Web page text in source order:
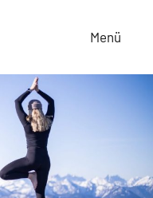
Menü